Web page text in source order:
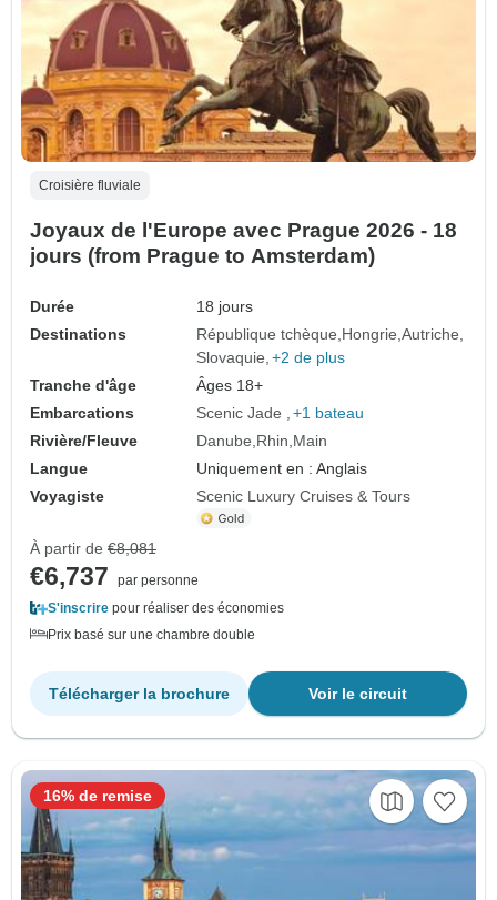
Croisière fluviale
Joyaux de l'Europe avec Prague 2026 - 18
jours (from Prague to Amsterdam)
Durée
18 jours
Destinations
République tchèque Hongrie Autriche
Slovaquie +2 de plus
Tranche d'âge
Âges 18+
Embarcations
Scenic Jade
+1 bateau
Rivière/Fleuve
Danube Rhin Main
Langue
Uniquement en : Anglais
Voyagiste
Scenic Luxury Cruises & Tours
À partir de €8,081
€6,737
par personne
S'inscrire pour réaliser des économies
Prix basé sur une chambre double
Voir le circuit
Télécharger la brochure
16% de remise